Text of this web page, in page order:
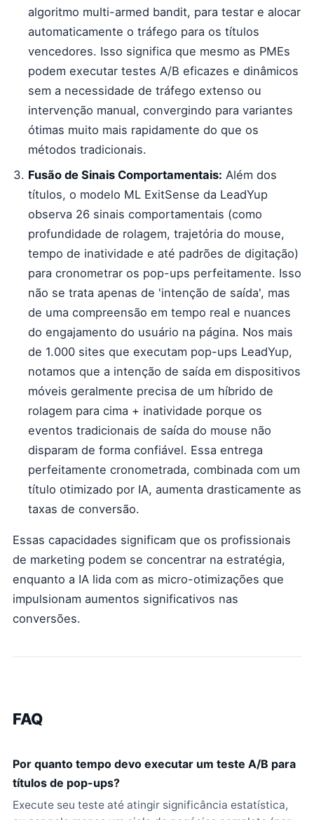
algoritmo multi-armed bandit, para testar e alocar
automaticamente o tráfego para os títulos
vencedores. Isso significa que mesmo as PMEs
podem executar testes A/B eficazes e dinâmicos
sem a necessidade de tráfego extenso ou
intervenção manual, convergindo para variantes
ótimas muito mais rapidamente do que os
métodos tradicionais.
Fusão de Sinais Comportamentais: Além dos
títulos, o modelo ML ExitSense da LeadYup
observa 26 sinais comportamentais (como
profundidade de rolagem, trajetória do mouse,
tempo de inatividade e até padrões de digitação)
para cronometrar os pop-ups perfeitamente. Isso
não se trata apenas de 'intenção de saída', mas
de uma compreensão em tempo real e nuances
do engajamento do usuário na página. Nos mais
de 1.000 sites que executam pop-ups LeadYup,
notamos que a intenção de saída em dispositivos
móveis geralmente precisa de um híbrido de
rolagem para cima + inatividade porque os
eventos tradicionais de saída do mouse não
disparam de forma confiável. Essa entrega
perfeitamente cronometrada, combinada com um
título otimizado por IA, aumenta drasticamente as
taxas de conversão.
Essas capacidades significam que os profissionais
de marketing podem se concentrar na estratégia,
enquanto a IA lida com as micro-otimizações que
impulsionam aumentos significativos nas
conversões.
FAQ
Por quanto tempo devo executar um teste A/B para
títulos de pop-ups?
Execute seu teste até atingir significância estatística,